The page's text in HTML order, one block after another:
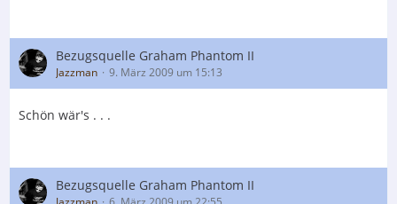
Bezugsquelle Graham Phantom II
Jazzman 9. März 2009 um 15:13
Schön wär's . . .
Bezugsquelle Graham Phantom II